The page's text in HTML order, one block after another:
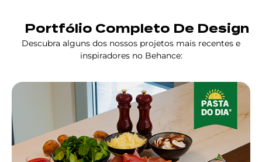
Portfólio Completo De Design
Descubra alguns dos nossos projetos mais recentes e
inspiradores no Behance: